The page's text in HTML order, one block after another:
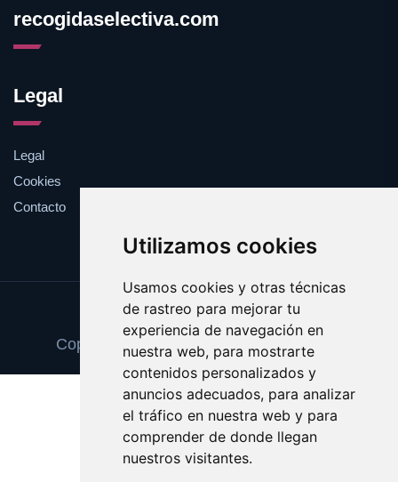
Utilizamos cookies
Usamos cookies y otras técnicas
de rastreo para mejorar tu
experiencia de navegación en
nuestra web, para mostrarte
contenidos personalizados y
anuncios adecuados, para analizar
el tráfico en nuestra web y para
comprender de donde llegan
nuestros visitantes.
recogidaselectiva.com
Legal
Legal
Cookies
Contacto
Update cookies preferences
Copyright © 2025 recogidaselectiva.com